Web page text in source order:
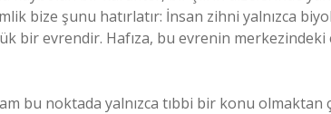
bize şunu hatırlatır: İnsan zihni yalnızca
bir evrendir. Hafıza, bu evrenin merkezindeki
bu noktada yalnızca tıbbi bir konu